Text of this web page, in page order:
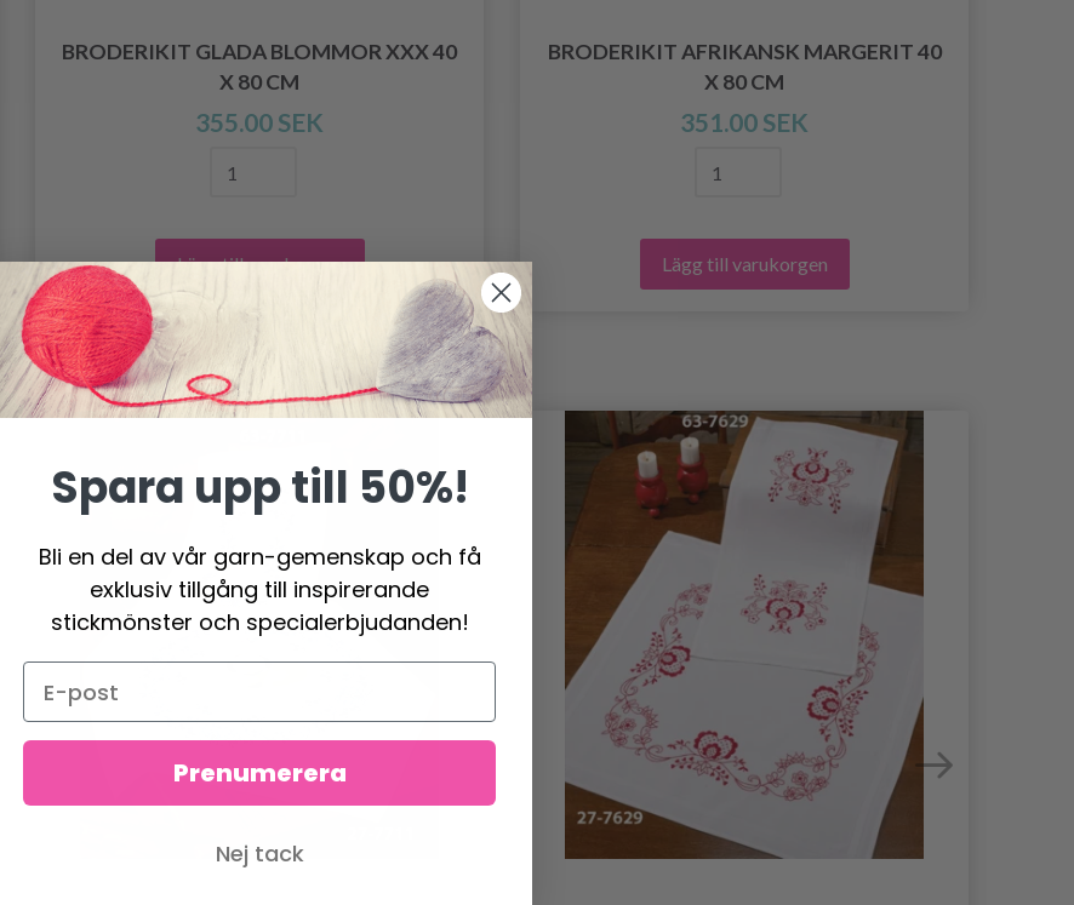
BRODERIKIT GLADA BLOMMOR XXX 40
X 80 CM
355.00 SEK
Lägg till varukorgen
BRODERIKIT AFRIKANSK MARGERIT 40
X 80 CM
351.00 SEK
Lägg till varukorgen
Spara upp till 50%!
Bli en del av vår garn-gemenskap och få
exklusiv tillgång till inspirerande
stickmönster och specialerbjudanden!
Prenumerera
Nej tack